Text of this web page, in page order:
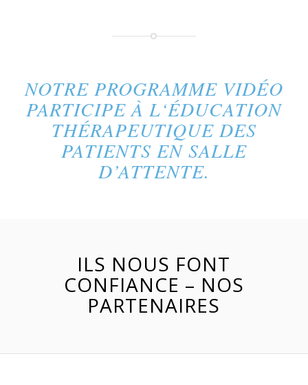
NOTRE PROGRAMME VIDÉO
PARTICIPE À L‘ÉDUCATION
THÉRAPEUTIQUE DES
PATIENTS EN SALLE
D’ATTENTE.
ILS NOUS FONT
CONFIANCE – NOS
PARTENAIRES